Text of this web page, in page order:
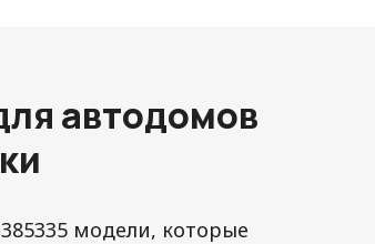
автодомов
модели, которые